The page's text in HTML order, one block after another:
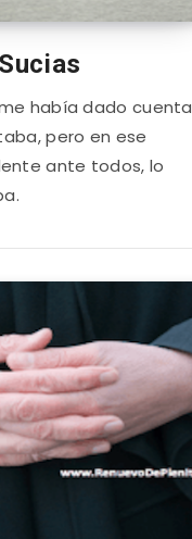
había dado cuenta
pero en ese
ante todos, lo